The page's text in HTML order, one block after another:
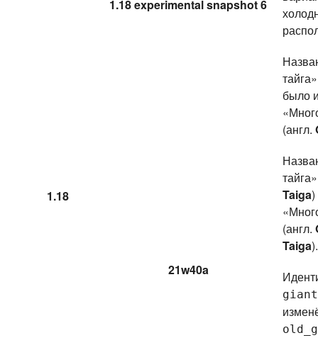
1.18
1.18 experimental snapshot 6
21w40a
было
(англ.
Taiga
(англ.
Taiga).